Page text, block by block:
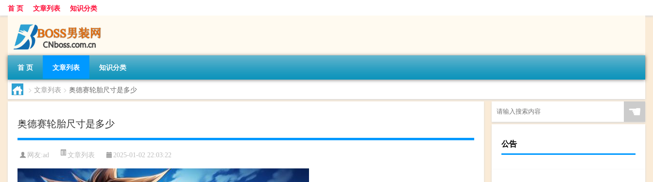
首 页 文章列表 知识分类
首 页 文章列表 知识分类
> 文章列表 > 奥德赛轮胎尺寸是多少
奥德赛轮胎尺寸是多少
网友:ad 文章列表 2025-01-02 22:03:22
☚
公告